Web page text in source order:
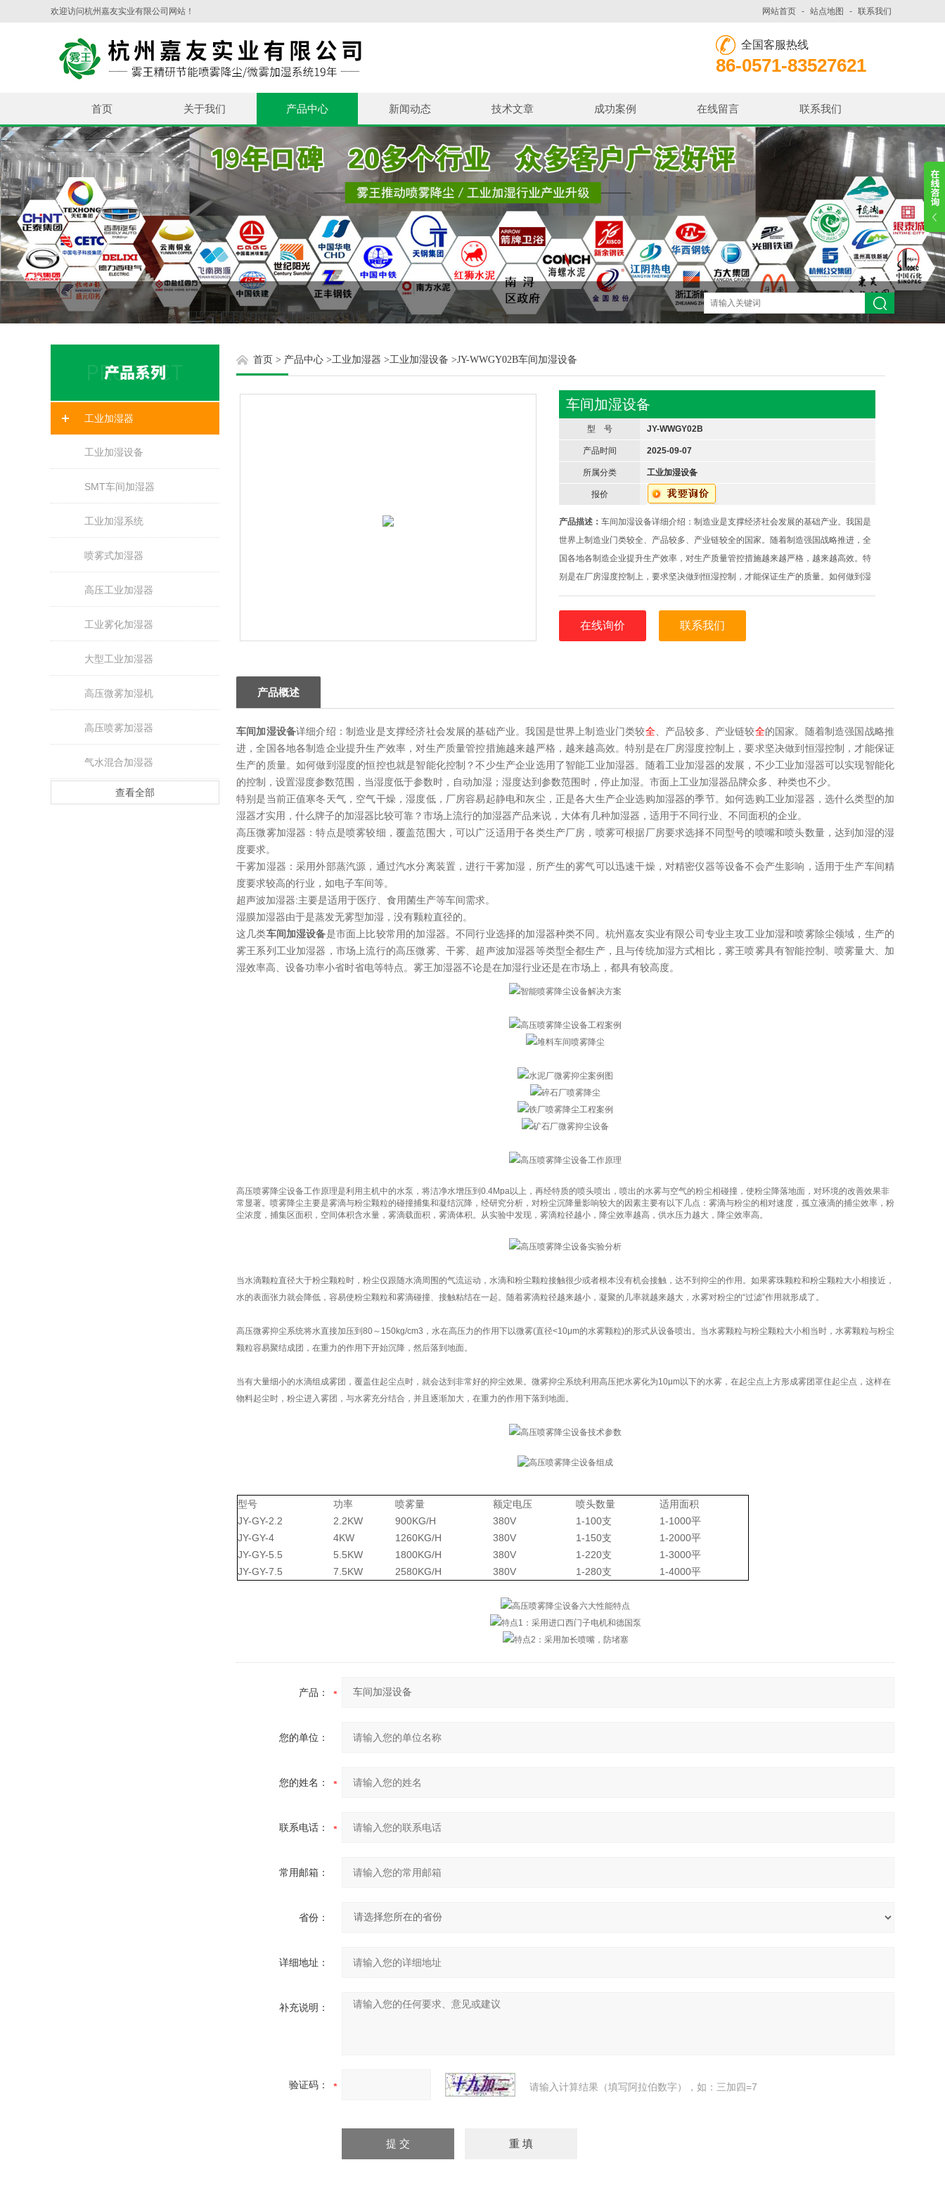
欢迎访问杭州嘉友实业有限公司网站！ 网站首页 - 站点地图 - 联系我们
全国客服热线
86-0571-83527621
首页 关于我们 产品中心 新闻动态 技术文章 成功案例 在线留言 联系我们
工业加湿器
工业加湿设备
SMT车间加湿器
工业加湿系统
喷雾式加湿器
高压工业加湿器
工业雾化加湿器
大型工业加湿器
高压微雾加湿机
高压喷雾加湿器
气水混合加湿器
查看全部
首页 > 产品中心 >工业加湿器 >工业加湿设备 >JY-WWGY02B车间加湿设备
车间加湿设备
型 号 JY-WWGY02B
产品时间 2025-09-07
所属分类 工业加湿设备
报价
产品描述：车间加湿设备详细介绍：制造业是支撑经济社会发展的基础产业。我国是
世界上制造业门类较全、产品较多、产业链较全的国家。随着制造强国战略推进，全
国各地各制造企业提升生产效率，对生产质量管控措施越来越严格，越来越高效。特
别是在厂房湿度控制上，要求坚决做到恒湿控制，才能保证生产的质量。如何做到湿
度的恒控也就是智能化控制？不少生产企业选用了智能工业加湿器。
在线询价 联系我们
产品概述
车间加湿设备详细介绍：制造业是支撑经济社会发展的基础产业。我国是世界上制造业门类较全、产品较多、产业链较全的国家。随着制造强国战略推
进，全国各地各制造企业提升生产效率，对生产质量管控措施越来越严格，越来越高效。特别是在厂房湿度控制上，要求坚决做到恒湿控制，才能保证
生产的质量。如何做到湿度的恒控也就是智能化控制？不少生产企业选用了智能工业加湿器。随着工业加湿器的发展，不少工业加湿器可以实现智能化
的控制，设置湿度参数范围，当湿度低于参数时，自动加湿；湿度达到参数范围时，停止加湿。市面上工业加湿器品牌众多、种类也不少。
特别是当前正值寒冬天气，空气干燥，湿度低，厂房容易起静电和灰尘，正是各大生产企业选购加湿器的季节。如何选购工业加湿器，选什么类型的加
湿器才实用，什么牌子的加湿器比较可靠？市场上流行的加湿器产品来说，大体有几种加湿器，适用于不同行业、不同面积的企业。
高压微雾加湿器：特点是喷雾较细，覆盖范围大，可以广泛适用于各类生产厂房，喷雾可根据厂房要求选择不同型号的喷嘴和喷头数量，达到加湿的湿
度要求。
干雾加湿器：采用外部蒸汽源，通过汽水分离装置，进行干雾加湿，所产生的雾气可以迅速干燥，对精密仪器等设备不会产生影响，适用于生产车间精
度要求较高的行业，如电子车间等。
超声波加湿器:主要是适用于医疗、食用菌生产等车间需求。
湿膜加湿器由于是蒸发无雾型加湿，没有颗粒直径的。
这几类车间加湿设备是市面上比较常用的加湿器。不同行业选择的加湿器种类不同。杭州嘉友实业有限公司专业主攻工业加湿和喷雾除尘领域，生产的
雾王系列工业加湿器，市场上流行的高压微雾、干雾、超声波加湿器等类型全都生产，且与传统加湿方式相比，雾王喷雾具有智能控制、喷雾量大、加
湿效率高、设备功率小省时省电等特点。雾王加湿器不论是在加湿行业还是在市场上，都具有较高度。
高压喷雾降尘设备工作原理是利用主机中的水泵，将洁净水增压到0.4Mpa以上，再经特质的喷头喷出，喷出的水雾与空气的粉尘相碰撞，使粉尘降落地面，对环境的改善效果非
常显著。喷雾降尘主要是雾滴与粉尘颗粒的碰撞捕集和凝结沉降，经研究分析，对粉尘沉降量影响较大的因素主要有以下几点：雾滴与粉尘的相对速度，孤立液滴的捕尘效率，粉
尘浓度，捕集区面积，空间体积含水量，雾滴载面积，雾滴体积。从实验中发现，雾滴粒径越小，降尘效率越高，供水压力越大，降尘效率高。
当水滴颗粒直径大于粉尘颗粒时，粉尘仅跟随水滴周围的气流运动，水滴和粉尘颗粒接触很少或者根本没有机会接触，达不到抑尘的作用。如果雾珠颗粒和粉尘颗粒大小相接近，
水的表面张力就会降低，容易使粉尘颗粒和雾滴碰撞、接触粘结在一起。随着雾滴粒径越来越小，凝聚的几率就越来越大，水雾对粉尘的“过滤”作用就形成了。
高压微雾抑尘系统将水直接加压到80～150kg/cm3，水在高压力的作用下以微雾(直径<10μm的水雾颗粒)的形式从设备喷出。当水雾颗粒与粉尘颗粒大小相当时，水雾颗粒与粉尘
颗粒容易聚结成团，在重力的作用下开始沉降，然后落到地面。
当有大量细小的水滴组成雾团，覆盖住起尘点时，就会达到非常好的抑尘效果。微雾抑尘系统利用高压把水雾化为10μm以下的水雾，在起尘点上方形成雾团罩住起尘点，这样在
物料起尘时，粉尘进入雾团，与水雾充分结合，并且逐渐加大，在重力的作用下落到地面。
型号 功率 喷雾量 额定电压 喷头数量
适用面积
JY-GY-2.2
2.2KW 900KG/H 380V 1-100支
1-1000平
JY-GY-4
4KW 1260KG/H 380V 1-150支
1-2000平
JY-GY-5.5
5.5KW 1800KG/H 380V 1-220支
1-3000平
JY-GY-7.5
7.5KW 2580KG/H 380V 1-280支 1-4000平
产品：
您的单位：
您的姓名：
联系电话：
常用邮箱：
省份：
详细地址：
补充说明：
验证码： 请输入计算结果（填写阿拉伯数字），如：三加四=7